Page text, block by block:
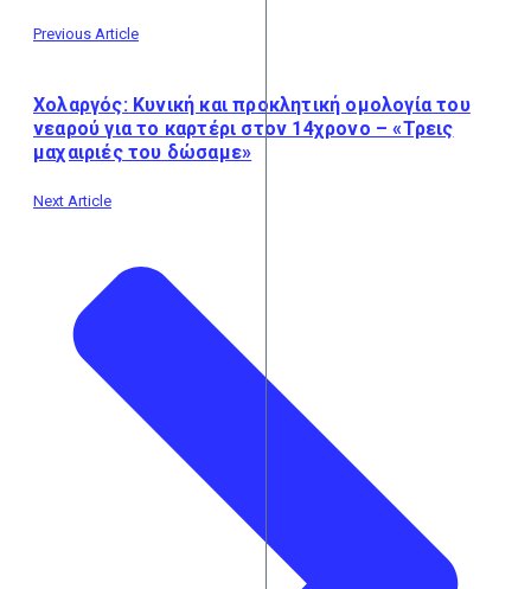
Previous Article
Χολαργός: Κυνική και προκλητική ομολογία του
νεαρού για το καρτέρι στον 14χρονο – «Τρεις
μαχαιριές του δώσαμε»
Next Article